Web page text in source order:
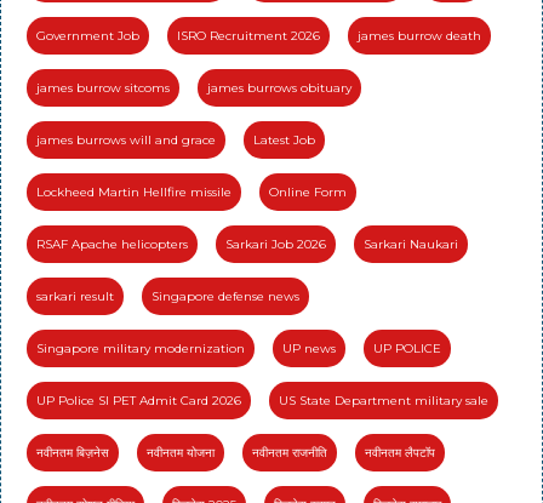
Government Job ISRO Recruitment 2026 james burrow death
james burrow sitcoms james burrows obituary
james burrows will and grace Latest Job
Lockheed Martin Hellfire missile Online Form
RSAF Apache helicopters Sarkari Job 2026 Sarkari Naukari
sarkari result Singapore defense news
Singapore military modernization UP news UP POLICE
UP Police SI PET Admit Card 2026 US State Department military sale
नवीनतम बिज़नेस नवीनतम योजना नवीनतम राजनीति नवीनतम लैपटॉप